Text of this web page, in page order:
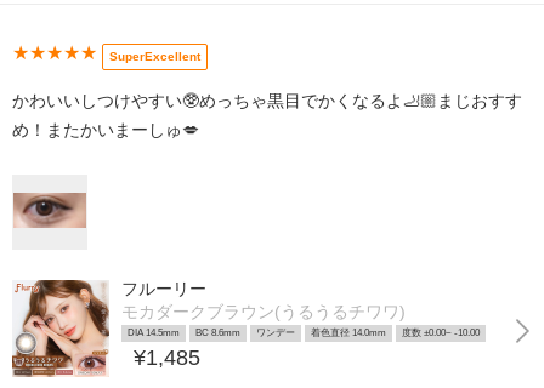
★★★★★ SuperExcellent
かわいいしつけやすい🥸めっちゃ黒目でかくなるよ🦶🏼まじおすす
め！またかいまーしゅ💋
フルーリー
モカダークブラウン(うるうるチワワ)
DIA 14.5mm BC 8.6mm ワンデー 着色直径 14.0mm 度数 ±0.00~ -10.00
¥1,485